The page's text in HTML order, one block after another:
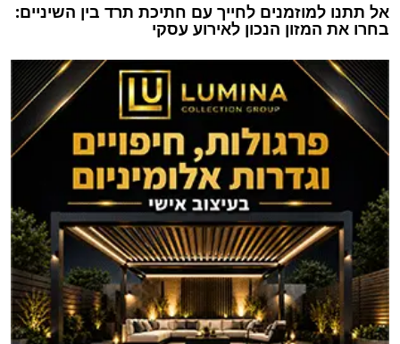
אל תתנו למוזמנים לחייך עם חתיכת תרד בין השיניים:
בחרו את המזון הנכון לאירוע עסקי